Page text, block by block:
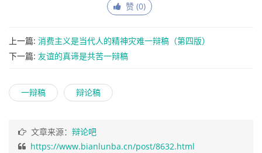
赞 (0)
上一篇: 消费主义是当代人的精神灾难一辩稿（第四版）
下一篇: 友谊的真谛是共苦一辩稿
一辩稿 辩论稿
文章来源： 辩论吧
https://www.bianlunba.cn/post/8632.html